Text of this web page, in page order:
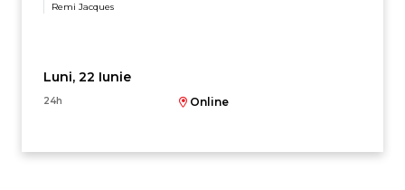
Remi Jacques
Luni, 22 Iunie
24h Online